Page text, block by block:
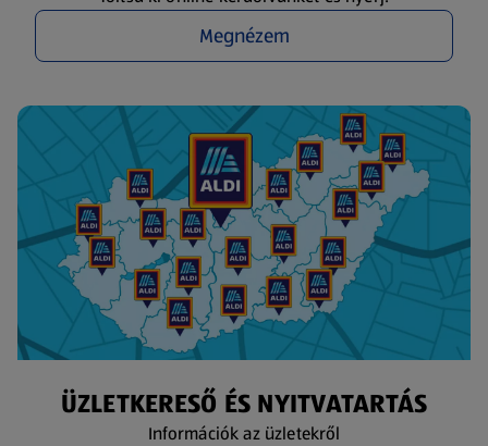
Megnézem
ÜZLETKERESŐ ÉS NYITVATARTÁS
Információk az üzletekről